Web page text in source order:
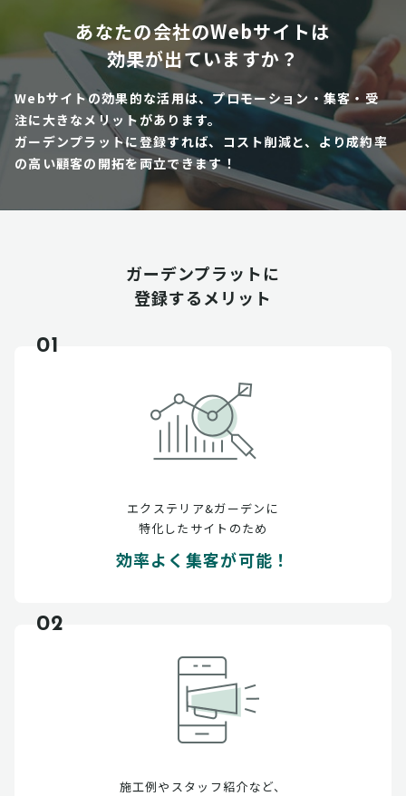
あなたの会社のWebサイトは
効果が出ていますか？
Webサイトの効果的な活用は、プロモーション・集客・受
注に大きなメリットがあります。
ガーデンプラットに登録すれば、コスト削減と、より成約率
の高い顧客の開拓を両立できます！
ガーデンプラットに
登録するメリット
01
エクステリア&ガーデンに
特化したサイトのため
効率よく集客が可能！
02
施工例やスタッフ紹介など、